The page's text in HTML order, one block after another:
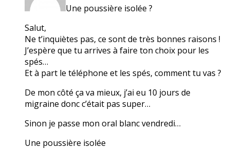
Une poussière isolée ?
Salut,
Ne t’inquiètes pas, ce sont de très bonnes raisons !
J’espère que tu arrives à faire ton choix pour les
spés…
Et à part le téléphone et les spés, comment tu vas ?
De mon côté ça va mieux, j’ai eu 10 jours de
migraine donc c’était pas super…
Sinon je passe mon oral blanc vendredi…
Une poussière isolée